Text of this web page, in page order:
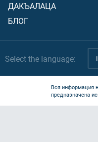
ДАКЪАЛАЦА
БЛОГ
Select the language:
Вся информация
предназначена